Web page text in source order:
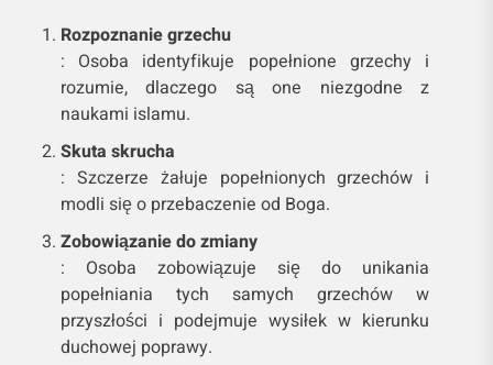
Rozpoznanie grzechu
: Osoba identyfikuje popełnione grzechy i
rozumie, dlaczego są one niezgodne z
naukami islamu.
Skuta skrucha
: Szczerze żałuje popełnionych grzechów i
modli się o przebaczenie od Boga.
Zobowiązanie do zmiany
: Osoba zobowiązuje się do unikania
popełniania tych samych grzechów w
przyszłości i podejmuje wysiłek w kierunku
duchowej poprawy.